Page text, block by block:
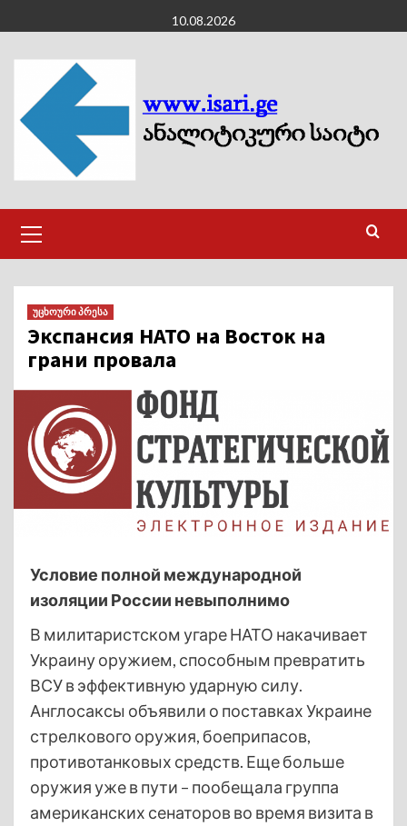
to
content
10.08.2026
Menu
უცხოური პრესა
Экспансия НАТО на Восток на
грани провала
Условие полной международной
изоляции России невыполнимо
В милитаристском угаре НАТО накачивает
Украину оружием, способным превратить
ВСУ в эффективную ударную силу.
Англосаксы объявили о поставках Украине
стрелкового оружия, боеприпасов,
противотанковых средств. Еще больше
оружия уже в пути – пообещала группа
американских сенаторов во время визита в